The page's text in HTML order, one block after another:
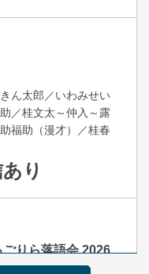
ん太郎／いわみせい
／桂文太～仲入～露
福助（漫才）／桂春
り
りら落語会 2026